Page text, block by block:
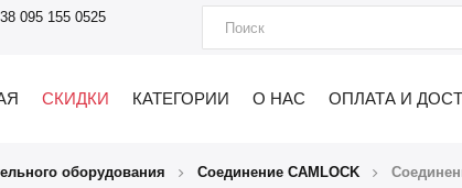
095 155 0525
СКИДКИ КАТЕГОРИИ О НАС ОПЛАТА И
оборудования Соединение CAMLOCK